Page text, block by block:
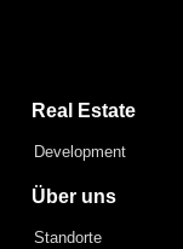
Real Estate
Development
Über uns
Standorte